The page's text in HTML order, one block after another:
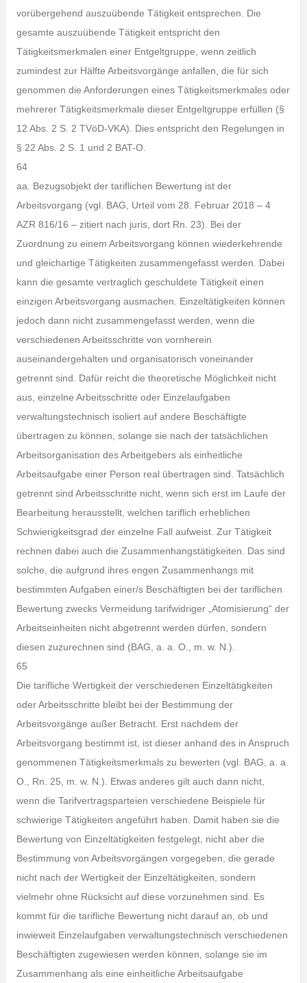
vorübergehend auszuübende Tätigkeit entsprechen. Die
gesamte auszuübende Tätigkeit entspricht den
Tätigkeitsmerkmalen einer Entgeltgruppe, wenn zeitlich
zumindest zur Hälfte Arbeitsvorgänge anfallen, die für sich
genommen die Anforderungen eines Tätigkeitsmerkmales oder
mehrerer Tätigkeitsmerkmale dieser Entgeltgruppe erfüllen (§
12 Abs. 2 S. 2 TVöD-VKA). Dies entspricht den Regelungen in
§ 22 Abs. 2 S. 1 und 2 BAT-O.
64
aa. Bezugsobjekt der tariflichen Bewertung ist der
Arbeitsvorgang (vgl. BAG, Urteil vom 28. Februar 2018 – 4
AZR 816/16 – zitiert nach juris, dort Rn. 23). Bei der
Zuordnung zu einem Arbeitsvorgang können wiederkehrende
und gleichartige Tätigkeiten zusammengefasst werden. Dabei
kann die gesamte vertraglich geschuldete Tätigkeit einen
einzigen Arbeitsvorgang ausmachen. Einzeltätigkeiten können
jedoch dann nicht zusammengefasst werden, wenn die
verschiedenen Arbeitsschritte von vornherein
auseinandergehalten und organisatorisch voneinander
getrennt sind. Dafür reicht die theoretische Möglichkeit nicht
aus, einzelne Arbeitsschritte oder Einzelaufgaben
verwaltungstechnisch isoliert auf andere Beschäftigte
übertragen zu können, solange sie nach der tatsächlichen
Arbeitsorganisation des Arbeitgebers als einheitliche
Arbeitsaufgabe einer Person real übertragen sind. Tatsächlich
getrennt sind Arbeitsschritte nicht, wenn sich erst im Laufe der
Bearbeitung herausstellt, welchen tariflich erheblichen
Schwierigkeitsgrad der einzelne Fall aufweist. Zur Tätigkeit
rechnen dabei auch die Zusammenhangstätigkeiten. Das sind
solche, die aufgrund ihres engen Zusammenhangs mit
bestimmten Aufgaben einer/s Beschäftigten bei der tariflichen
Bewertung zwecks Vermeidung tarifwidriger „Atomisierung“ der
Arbeitseinheiten nicht abgetrennt werden dürfen, sondern
diesen zuzurechnen sind (BAG, a. a. O., m. w. N.).
65
Die tarifliche Wertigkeit der verschiedenen Einzeltätigkeiten
oder Arbeitsschritte bleibt bei der Bestimmung der
Arbeitsvorgänge außer Betracht. Erst nachdem der
Arbeitsvorgang bestimmt ist, ist dieser anhand des in Anspruch
genommenen Tätigkeitsmerkmals zu bewerten (vgl. BAG, a. a.
O., Rn. 25, m. w. N.). Etwas anderes gilt auch dann nicht,
wenn die Tarifvertragsparteien verschiedene Beispiele für
schwierige Tätigkeiten angeführt haben. Damit haben sie die
Bewertung von Einzeltätigkeiten festgelegt, nicht aber die
Bestimmung von Arbeitsvorgängen vorgegeben, die gerade
nicht nach der Wertigkeit der Einzeltätigkeiten, sondern
vielmehr ohne Rücksicht auf diese vorzunehmen sind. Es
kommt für die tarifliche Bewertung nicht darauf an, ob und
inwieweit Einzelaufgaben verwaltungstechnisch verschiedenen
Beschäftigten zugewiesen werden können, solange sie im
Zusammenhang als eine einheitliche Arbeitsaufgabe